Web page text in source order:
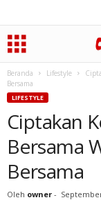
Beranda Lifestyle
Bersama
LIFESTYLE
Ciptakan
Bersama
Bersama
Oleh owner -